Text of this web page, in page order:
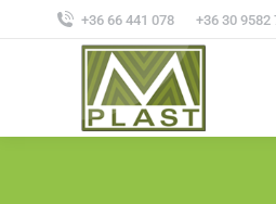
+36 66 441 078 +36 30 9582